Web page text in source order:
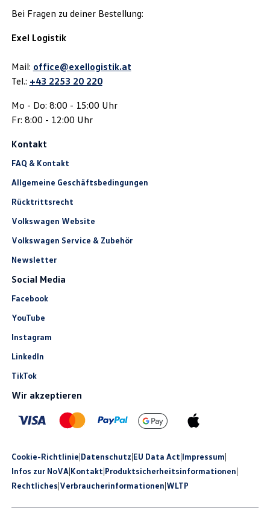
Bei Fragen zu deiner Bestellung:
Exel Logistik
Mail: office@exellogistik.at
Tel.: +43 2253 20 220
Mo - Do: 8:00 - 15:00 Uhr
Fr: 8:00 - 12:00 Uhr
Kontakt
FAQ & Kontakt
Allgemeine Geschäftsbedingungen
Rücktrittsrecht
Volkswagen Website
Volkswagen Service & Zubehör
Newsletter
Social Media
Facebook
YouTube
Instagram
LinkedIn
TikTok
Wir akzeptieren
Cookie-Richtlinie|Datenschutz|EU Data Act|Impressum|
Infos zur NoVA|Kontakt|Produkt­sicherheits­informationen|
Rechtliches|Verbraucherinformationen|WLTP